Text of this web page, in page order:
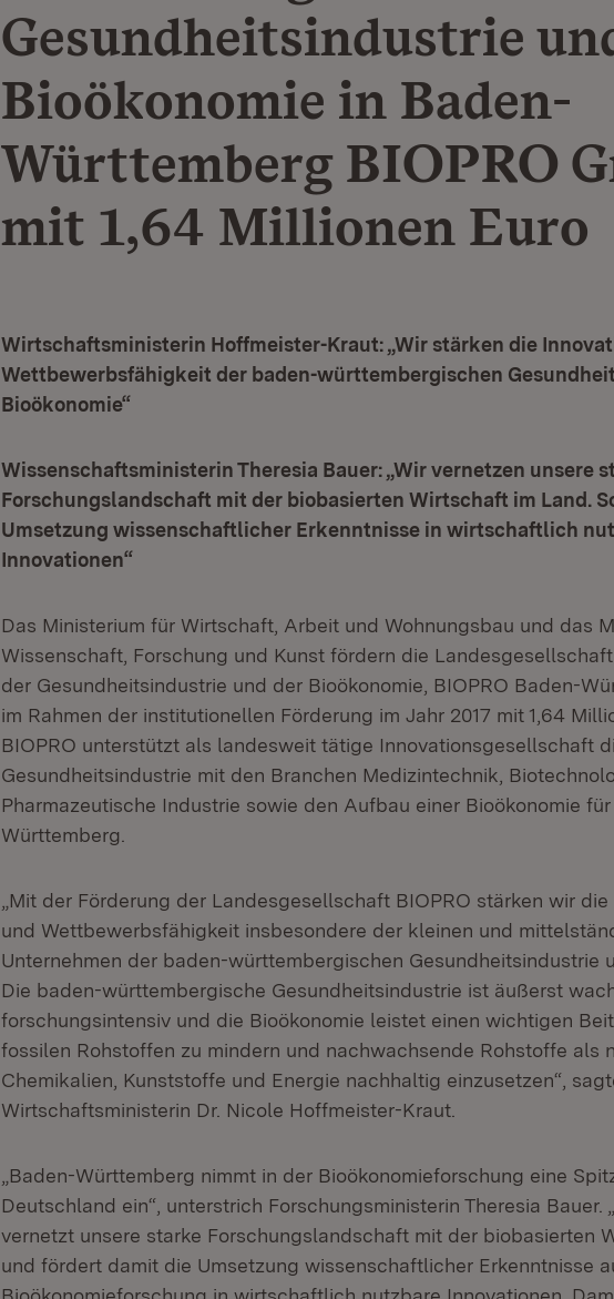
Gesundheitsindustrie
Bioökonomie in Baden-
Württemberg BIOPRO
mit 1,64 Millionen Euro
Wirtschaftsministerin Hoffmeister-Kraut: „Wir stärken die
Wettbewerbsfähigkeit der baden-württembergischen
Bioökonomie“
Wissenschaftsministerin Theresia Bauer: „Wir vernetzen unsere
Forschungslandschaft mit der biobasierten Wirtschaft im Land.
Umsetzung wissenschaftlicher Erkenntnisse in wirtschaftlich
Innovationen“
Das Ministerium für Wirtschaft, Arbeit und Wohnungsbau und das
Wissenschaft, Forschung und Kunst fördern die
der Gesundheitsindustrie und der Bioökonomie, BIOPRO Baden-
im Rahmen der institutionellen Förderung im Jahr 2017 mit 1,64
BIOPRO unterstützt als landesweit tätige Innovationsgesellschaft
Gesundheitsindustrie mit den Branchen Medizintechnik,
Pharmazeutische Industrie sowie den Aufbau einer Bioökonomie
Württemberg.
„Mit der Förderung der Landesgesellschaft BIOPRO stärken wir
und Wettbewerbsfähigkeit insbesondere der kleinen und
Unternehmen der baden-württembergischen Gesundheitsindustrie
Die baden-württembergische Gesundheitsindustrie ist äußerst
forschungsintensiv und die Bioökonomie leistet einen wichtigen
fossilen Rohstoffen zu mindern und nachwachsende Rohstoffe als
Chemikalien, Kunststoffe und Energie nachhaltig einzusetzen“,
Wirtschaftsministerin Dr. Nicole Hoffmeister-Kraut.
„Baden-Württemberg nimmt in der Bioökonomieforschung eine
Deutschland ein“, unterstrich Forschungsministerin Theresia Bauer.
vernetzt unsere starke Forschungslandschaft mit der biobasierten
und fördert damit die Umsetzung wissenschaftlicher Erkenntnisse